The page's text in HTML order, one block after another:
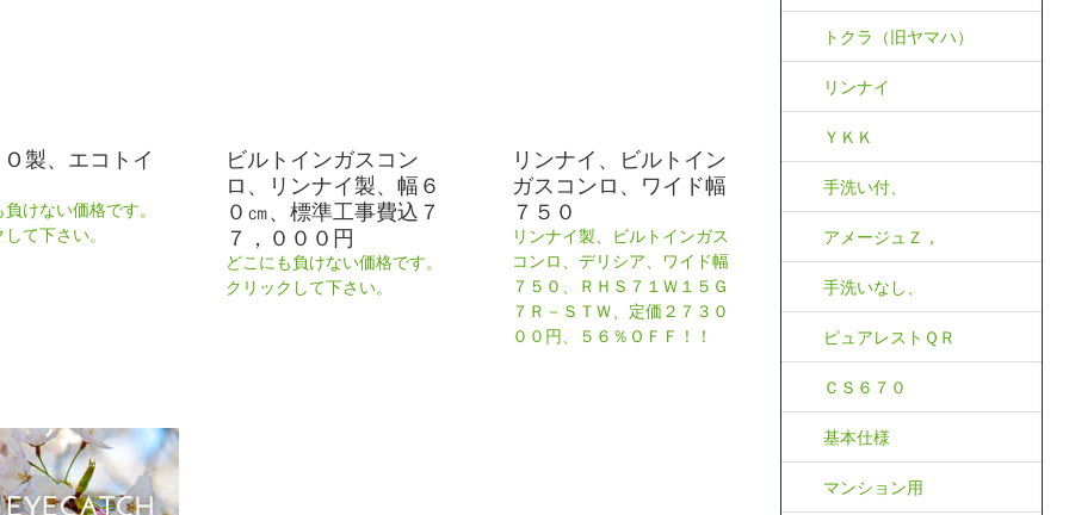
製、エコトイ
けない価格です。
て下さい。
ビルトインガスコン
ロ、リンナイ製、幅６
０㎝、標準工事費込７
７，０００円
どこにも負けない価格です。
クリックして下さい。
リンナイ、ビルトイン
ガスコンロ、ワイド幅
７５０
リンナイ製、ビルトインガス
コンロ、デリシア、ワイド幅
７５０、ＲＨＳ７１Ｗ１５Ｇ
７Ｒ－ＳＴＷ、定価２７３０
００円、５６％ＯＦＦ！！
トクラ（旧ヤマハ）
リンナイ
ＹＫＫ
手洗い付、
アメージュＺ，
手洗いなし、
ピュアレストＱＲ
ＣＳ６７０
基本仕様
マンション用